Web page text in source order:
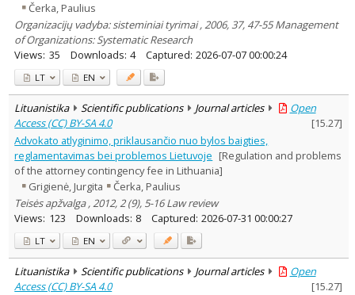
Čerka, Paulius
Organizacijų vadyba: sisteminiai tyrimai , 2006, 37, 47-55 Management
of Organizations: Systematic Research
Views: 35 Downloads: 4 Captured: 2026-07-07 00:00:24
LT EN
Lituanistika Scientific publications Journal articles
Open
Access (CC) BY-SA 4.0
[15.27]
Advokato atlyginimo, priklausančio nuo bylos baigties,
reglamentavimas bei problemos Lietuvoje [Regulation and problems
of the attorney contingency fee in Lithuania]
Grigienė, Jurgita
Čerka, Paulius
Teisės apžvalga , 2012, 2 (9), 5-16 Law review
Views: 123 Downloads: 8 Captured: 2026-07-31 00:00:27
LT EN
Lituanistika Scientific publications Journal articles
Open
Access (CC) BY-SA 4.0
[15.27]